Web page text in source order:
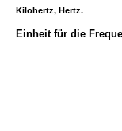
Kilohertz, Hertz.
Einheit für die